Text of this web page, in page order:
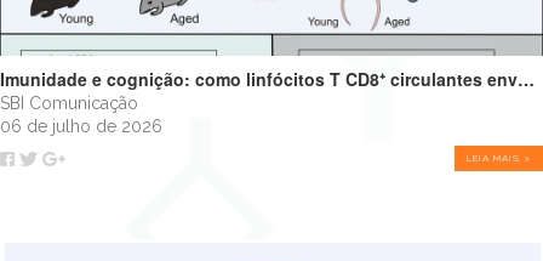
Imunidade e cognição: como linfócitos T CD8⁺ circulantes envelhecidos podem impulsionar o declínio cognitivo
SBI Comunicação
06 de julho de 2026
LEIA MAIS >